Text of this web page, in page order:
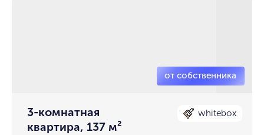
3-комнатная
квартира, 137 м²
whitebox